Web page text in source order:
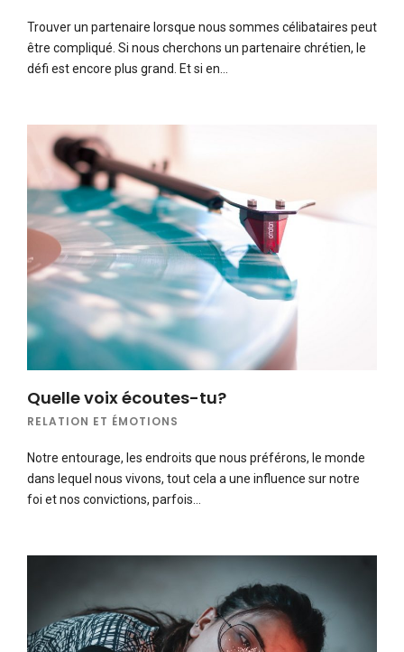
Trouver un partenaire lorsque nous sommes célibataires peut
être compliqué. Si nous cherchons un partenaire chrétien, le
défi est encore plus grand. Et si en…
Quelle voix écoutes-tu?
RELATION ET ÉMOTIONS
Notre entourage, les endroits que nous préférons, le monde
dans lequel nous vivons, tout cela a une influence sur notre
foi et nos convictions, parfois…